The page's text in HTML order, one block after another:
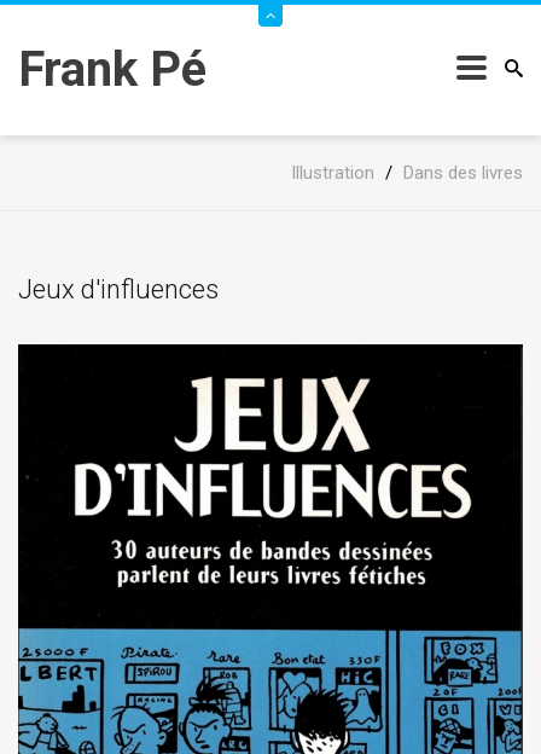
Frank Pé
Illustration / Dans des livres
Jeux d'influences